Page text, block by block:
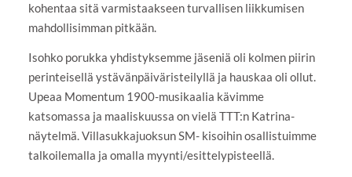
kohentaa sitä varmistaakseen turvallisen liikkumisen
mahdollisimman pitkään.
Isohko porukka yhdistyksemme jäseniä oli kolmen piirin
perinteisellä ystävänpäiväristeilyllä ja hauskaa oli ollut.
Upeaa Momentum 1900-musikaalia kävimme
katsomassa ja maaliskuussa on vielä TTT:n Katrina-
näytelmä. Villasukkajuoksun SM- kisoihin osallistuimme
talkoilemalla ja omalla myynti/esittelypisteellä.